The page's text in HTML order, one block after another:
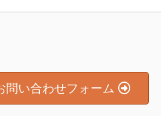
問い合わせフォーム